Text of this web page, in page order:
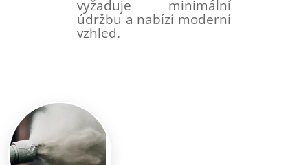
vyžaduje minimální
údržbu a nabízí moderní
vzhled.